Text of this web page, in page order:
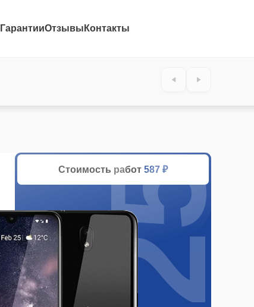
ГарантииОтзывы Контакты
Стоимость работ 587 ₽
25%